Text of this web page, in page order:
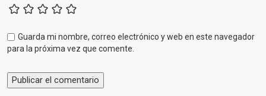
Guarda mi nombre, correo electrónico y web en este navegador
para la próxima vez que comente.